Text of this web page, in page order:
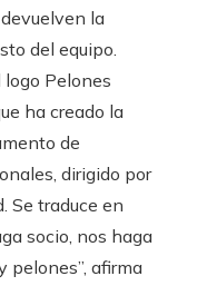
la
del equipo.
Pelones
ha creado la
de
dirigido por
Se traduce en
socio, nos haga
pelones”, afirma